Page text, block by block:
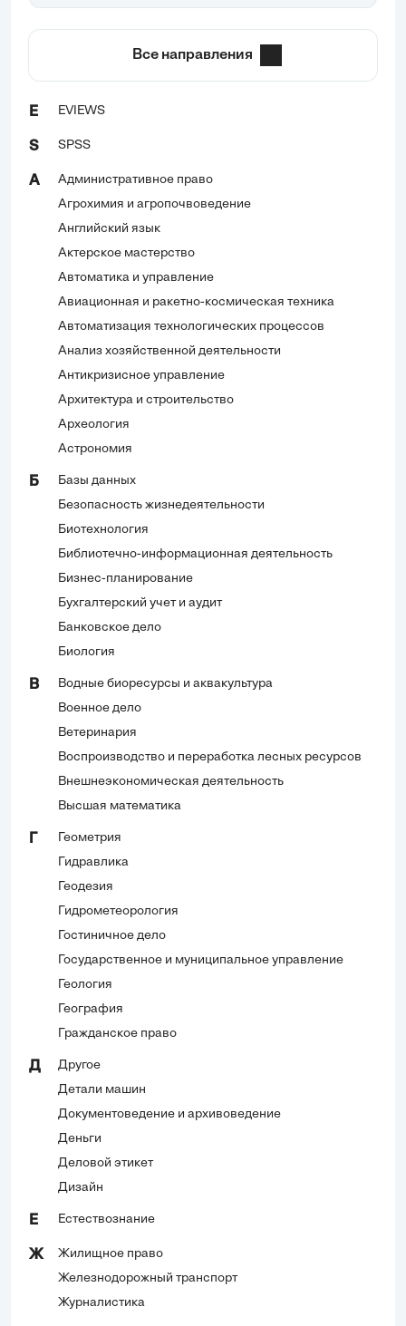
Все направления
E EVIEWS
S SPSS
А
Административное право
Агрохимия и агропочвоведение
Английский язык
Актерское мастерство
Автоматика и управление
Авиационная и ракетно-космическая техника
Автоматизация технологических процессов
Анализ хозяйственной деятельности
Антикризисное управление
Архитектура и строительство
Археология
Астрономия
Б
Базы данных
Безопасность жизнедеятельности
Биотехнология
Библиотечно-информационная деятельность
Бизнес-планирование
Бухгалтерский учет и аудит
Банковское дело
Биология
В
Водные биоресурсы и аквакультура
Военное дело
Ветеринария
Воспроизводство и переработка лесных ресурсов
Внешнеэкономическая деятельность
Высшая математика
Геометрия
Гидравлика
Геодезия
Гидрометеорология
Гостиничное дело
Государственное и муниципальное управление
Геология
География
Гражданское право
Д
Другое
Детали машин
Документоведение и архивоведение
Деньги
Деловой этикет
Дизайн
Е Естествознание
Ж
Жилищное право
Железнодорожный транспорт
Журналистика